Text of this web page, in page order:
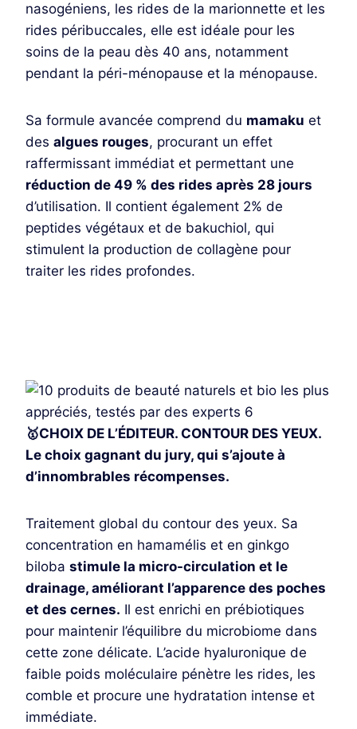
nasogéniens, les rides de la marionnette et les
rides péribuccales, elle est idéale pour les
soins de la peau dès 40 ans, notamment
pendant la péri-ménopause et la ménopause.
Sa formule avancée comprend du mamaku et
des algues rouges, procurant un effet
raffermissant immédiat et permettant une
réduction de 49 % des rides après 28 jours
d’utilisation. Il contient également 2% de
peptides végétaux et de bakuchiol, qui
stimulent la production de collagène pour
traiter les rides profondes.
🥇CHOIX DE L’ÉDITEUR. CONTOUR DES YEUX.
Le choix gagnant du jury, qui s’ajoute à
d’innombrables récompenses.
Traitement global du contour des yeux. Sa
concentration en hamamélis et en ginkgo
biloba stimule la micro-circulation et le
drainage, améliorant l’apparence des poches
et des cernes. Il est enrichi en prébiotiques
pour maintenir l’équilibre du microbiome dans
cette zone délicate. L’acide hyaluronique de
faible poids moléculaire pénètre les rides, les
comble et procure une hydratation intense et
immédiate.